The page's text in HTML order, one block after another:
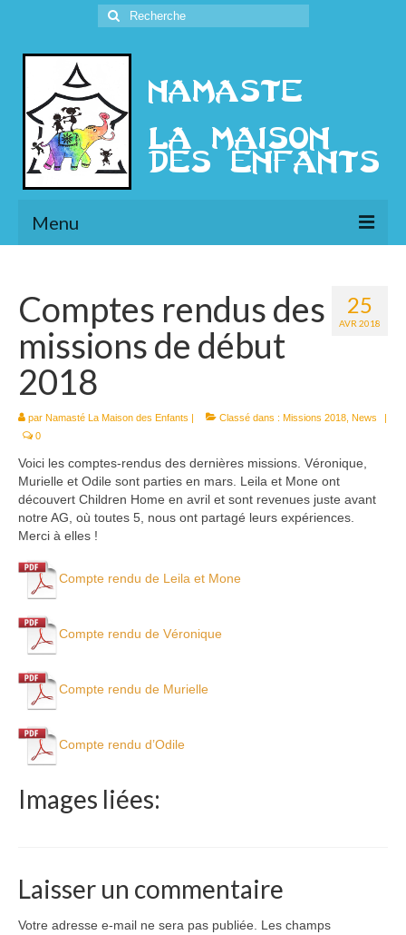
Rechercher
:
Menu
Présentation
l’Ethique
Historique
Le Népal
Documents
Parrainages
Missions 2023
Actualités
25
AVR 2018
Comptes rendus des
missions de début
2018
par Namasté La Maison des Enfants | Classé dans : Missions 2018 News
|
0
Voici les comptes-rendus des dernières missions. Véronique,
Murielle et Odile sont parties en mars. Leila et Mone ont
découvert Children Home en avril et sont revenues juste avant
notre AG, où toutes 5, nous ont partagé leurs expériences.
Merci à elles !
Compte rendu de Leila et Mone
Compte rendu de Véronique
Compte rendu de Murielle
Compte rendu d’Odile
Images liées:
Laisser un commentaire
Votre adresse e-mail ne sera pas publiée.
Les champs